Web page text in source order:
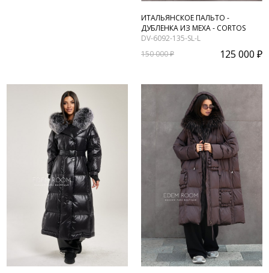
ИТАЛЬЯНСКОЕ ПАЛЬТО -
ДУБЛЕНКА ИЗ МЕХА - CORTOS
DV-6092-135-SL-L
150 000 ₽
125 000 ₽